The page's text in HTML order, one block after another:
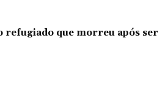
refugiado que morreu após ser